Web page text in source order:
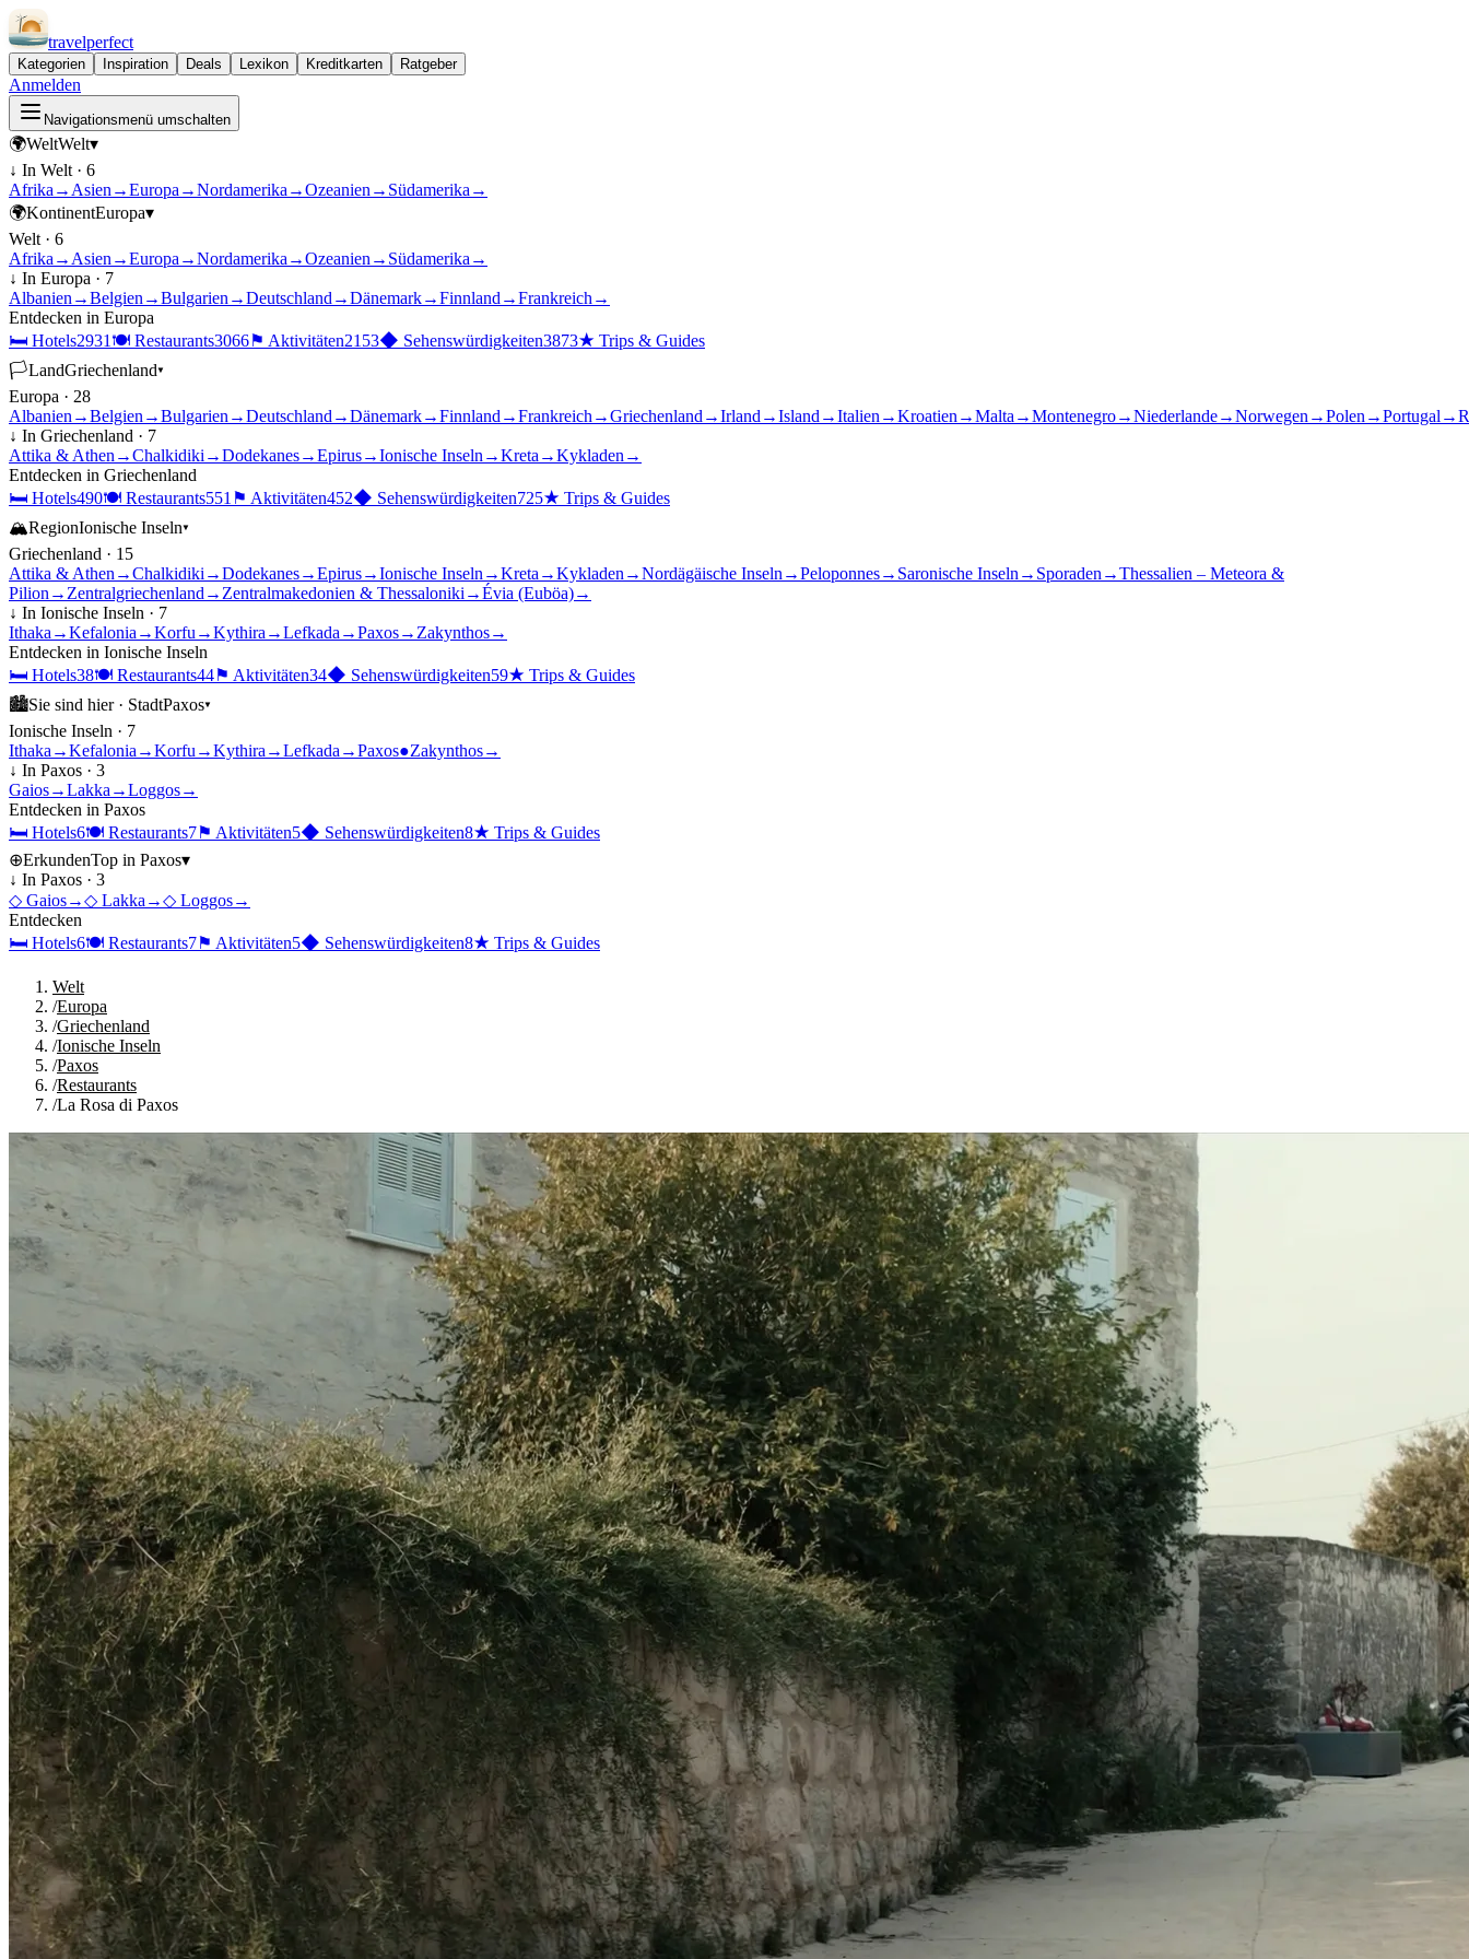
travelperfect
Kategorien Inspiration Deals Lexikon Kreditkarten Ratgeber
Anmelden
Navigationsmenü umschalten
🌍WeltWelt▾
↓ In Welt · 6
Afrika → Asien →Europa →Nordamerika →Ozeanien → Südamerika →
🌍KontinentEuropa▾
Welt · 6
Afrika → Asien →Europa →Nordamerika →Ozeanien → Südamerika →
↓ In Europa · 7
Albanien →Belgien →Bulgarien →Deutschland →Dänemark→Finnland →Frankreich →
Entdecken in Europa
🛏 Hotels2931 🍽 Restaurants3066⚑ Aktivitäten2153◆ Sehenswürdigkeiten3873★ Trips & Guides
🏳LandGriechenland▾
Europa · 28
Albanien →Belgien →Bulgarien →Deutschland →Dänemark→Finnland →Frankreich →Griechenland →Irland →Island →Italien →Kroatien →Malta →Montenegro→Niederlande→Norwegen →Polen →Portugal →
↓ In Griechenland · 7
Attika & Athen →Chalkidiki →Dodekanes→Epirus→Ionische Inseln →Kreta →Kykladen →
Entdecken in Griechenland
🛏 Hotels490🍽 Restaurants551 ⚑ Aktivitäten452◆ Sehenswürdigkeiten725★ Trips & Guides
🏔RegionIonische Inseln▾
Griechenland · 15
Attika & Athen →Chalkidiki →Dodekanes→Epirus→Ionische Inseln →Kreta →Kykladen →Nordägäische Inseln →Peloponnes→ Saronische Inseln → Sporaden →Thessalien – Meteora &
Pilion → Zentralgriechenland → Zentralmakedonien & Thessaloniki →Évia (Euböa)→
↓ In Ionische Inseln · 7
Ithaka →Kefalonia →Korfu →Kythira →Lefkada →Paxos→ Zakynthos→
Entdecken in Ionische Inseln
🛏 Hotels38🍽 Restaurants44⚑ Aktivitäten34◆ Sehenswürdigkeiten59★ Trips & Guides
🏙Sie sind hier · StadtPaxos▾
Ionische Inseln · 7
Ithaka →Kefalonia →Korfu →Kythira →Lefkada →Paxos●Zakynthos→
↓ In Paxos · 3
Gaios→Lakka →Loggos→
Entdecken in Paxos
🛏 Hotels6🍽 Restaurants7⚑ Aktivitäten5◆ Sehenswürdigkeiten8★ Trips & Guides
⊕ErkundenTop in Paxos▾
↓ In Paxos · 3
◇ Gaios→◇ Lakka →◇ Loggos→
Entdecken
🛏 Hotels6🍽 Restaurants7⚑ Aktivitäten5◆ Sehenswürdigkeiten8★ Trips & Guides
Welt
/Europa
/Griechenland
/Ionische Inseln
/Paxos
/Restaurants
/La Rosa di Paxos